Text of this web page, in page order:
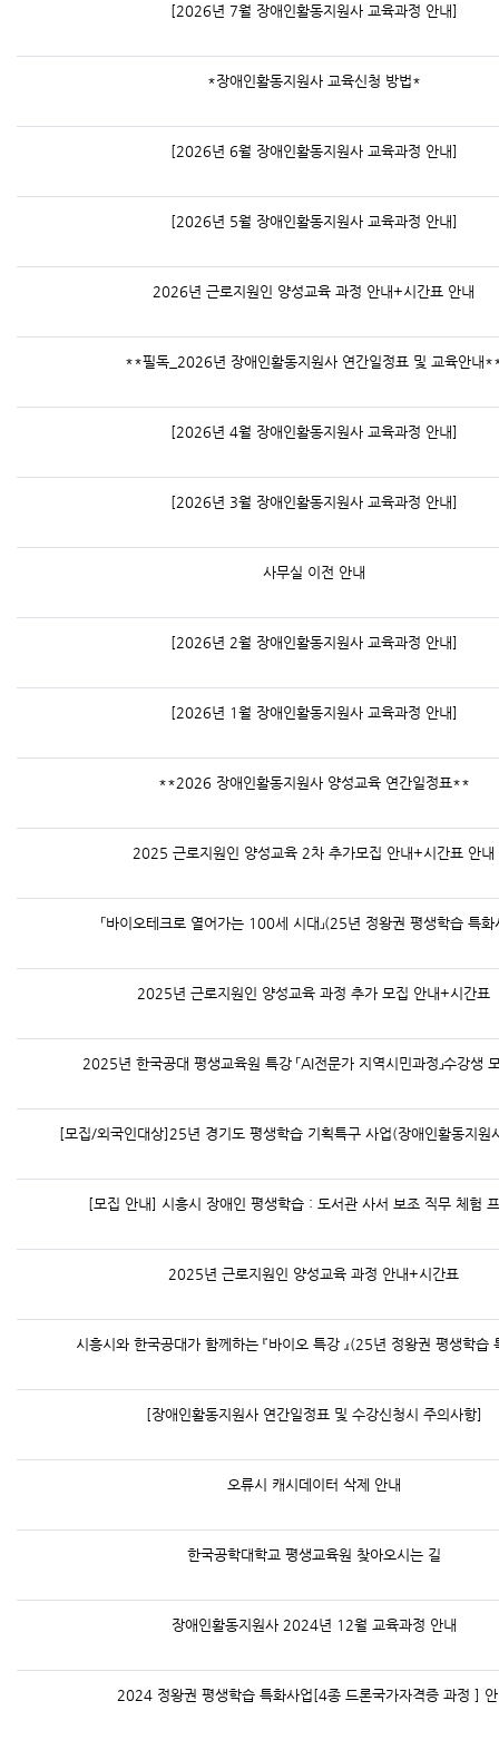
[2026년 7월 장애인활동지원사 교육과정 안내]
*장애인활동지원사 교육신청 방법*
[2026년 6월 장애인활동지원사 교육과정 안내]
[2026년 5월 장애인활동지원사 교육과정 안내]
2026년 근로지원인 양성교육 과정 안내+시간표 안내
**필독_2026년 장애인활동지원사 연간일정표 및 교육안내
[2026년 4월 장애인활동지원사 교육과정 안내]
[2026년 3월 장애인활동지원사 교육과정 안내]
사무실 이전 안내
[2026년 2월 장애인활동지원사 교육과정 안내]
[2026년 1월 장애인활동지원사 교육과정 안내]
**2026 장애인활동지원사 양성교육 연간일정표**
2025 근로지원인 양성교육 2차 추가모집 안내+시간표 안내
「바이오테크로 열어가는 100세 시대」(25년 정왕권 평생학습 특화
2025년 근로지원인 양성교육 과정 추가 모집 안내+시간표
2025년 한국공대 평생교육원 특강 「AI전문가 지역시민과정」수강생
[모집/외국인대상]25년 경기도 평생학습 기획특구 사업(장애인활동지원
[모집 안내] 시흥시 장애인 평생학습 : 도서관 사서 보조 직무 체험
2025년 근로지원인 양성교육 과정 안내+시간표
시흥시와 한국공대가 함께하는 『바이오 특강 』(25년 정왕권 평생학습
[장애인활동지원사 연간일정표 및 수강신청시 주의사항]
오류시 캐시데이터 삭제 안내
한국공학대학교 평생교육원 찾아오시는 길
장애인활동지원사 2024년 12월 교육과정 안내
2024 정왕권 평생학습 특화사업[4종 드론국가자격증 과정 ]